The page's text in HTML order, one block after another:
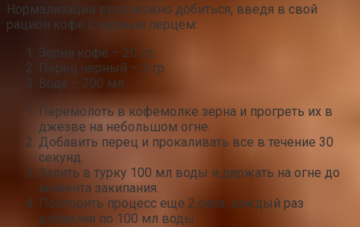
Нормализации веса можно добиться, введя в свой
рацион кофе с черным перцем:
Зерна кофе – 20 гр.
Перец черный – 3 гр.
Вода – 300 мл.
Перемолоть в кофемолке зерна и прогреть их в
джезве на небольшом огне.
Добавить перец и прокаливать все в течение 30
секунд.
Залить в турку 100 мл воды и держать на огне до
момента закипания.
Повторить процесс еще 2 раза, каждый раз
добавляя по 100 мл воды.